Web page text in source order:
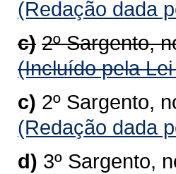
(Redação dada
c) 2º Sargento,
(Incluído pela
c) 2º Sargento,
(Redação dada
d) 3º Sargento,